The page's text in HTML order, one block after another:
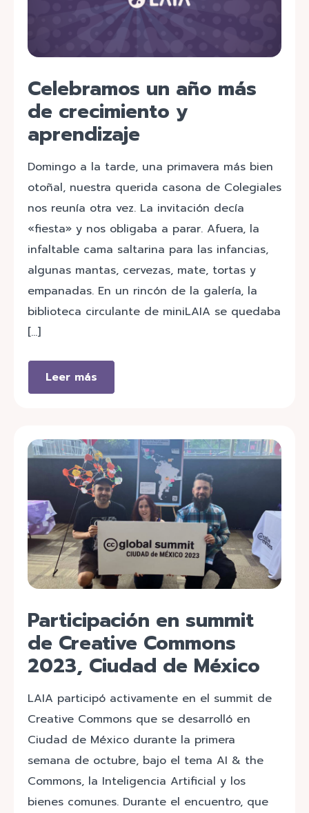
Celebramos un año más
de crecimiento y
aprendizaje
Domingo a la tarde, una primavera más bien
otoñal, nuestra querida casona de Colegiales
nos reunía otra vez. La invitación decía
«fiesta» y nos obligaba a parar. Afuera, la
infaltable cama saltarina para las infancias,
algunas mantas, cervezas, mate, tortas y
empanadas. En un rincón de la galería, la
biblioteca circulante de miniLAIA se quedaba
[…]
Leer más
Participación en summit
de Creative Commons
2023, Ciudad de México
LAIA participó activamente en el summit de
Creative Commons que se desarrolló en
Ciudad de México durante la primera
semana de octubre, bajo el tema AI & the
Commons, la Inteligencia Artificial y los
bienes comunes. Durante el encuentro, que